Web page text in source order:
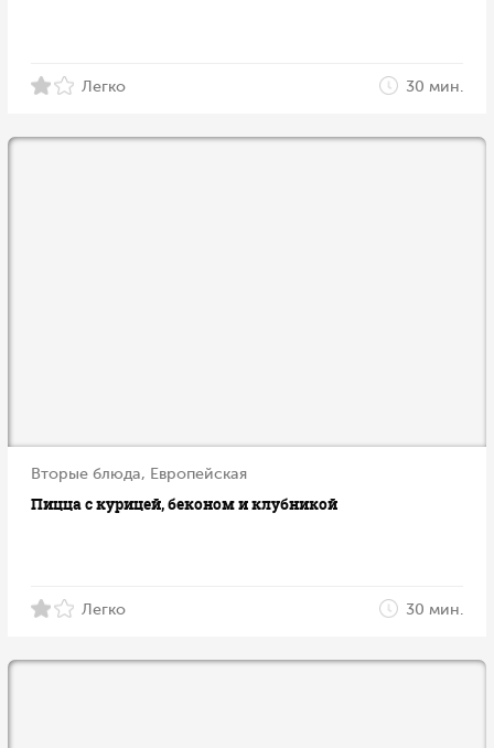
Легко 30 мин.
Вторые блюда, Европейская
Пицца с курицей, беконом и клубникой
Легко 30 мин.